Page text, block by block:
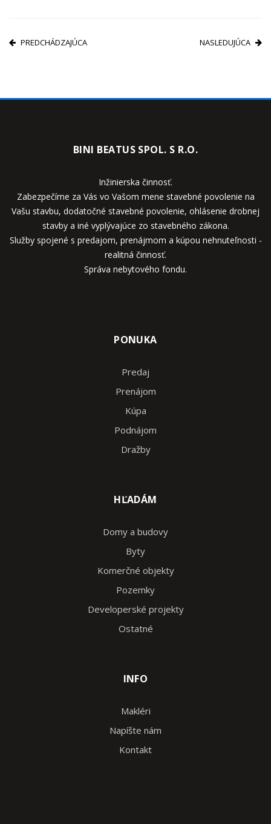
PREDCHÁDZAJÚCA NASLEDUJÚCA
BINI BEATUS SPOL. S R.O.
Inžinierska činnosť.
Zabezpečíme za Vás vo Vašom mene stavebné povolenie na
Vašu stavbu, dodatočné stavebné povolenie, ohlásenie drobnej
stavby a iné vyplývajúce zo stavebného zákona.
Služby spojené s predajom, prenájmom a kúpou nehnuteľnosti -
realitná činnosť.
Správa nebytového fondu.
PONUKA
Predaj
Prenájom
Kúpa
Podnájom
Dražby
HĽADÁM
Domy a budovy
Byty
Komerčné objekty
Pozemky
Developerské projekty
Ostatné
INFO
Makléri
Napíšte nám
Kontakt